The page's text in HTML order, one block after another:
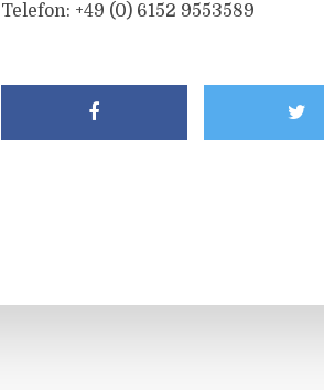
Telefon: +49 (0) 6152 9553589